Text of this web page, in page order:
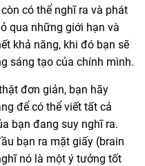
có thể nghĩ ra và phát
qua những giới hạn và
khả năng, khi đó bạn sẽ
sáng tạo của chính mình.
đơn giản, bạn hãy
để có thể viết tất cả
bạn đang suy nghĩ ra.
bạn ra mặt giấy (brain
nó là một ý tưởng tốt